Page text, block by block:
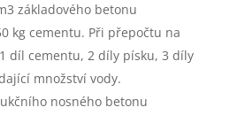
základového betonu
kg cementu. Při přepočtu na
díl cementu, 2 díly písku, 3 díly
množství vody.
nosného betonu